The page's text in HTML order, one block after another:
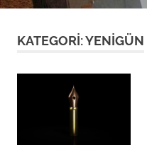
KATEGORI:YENIGÜN